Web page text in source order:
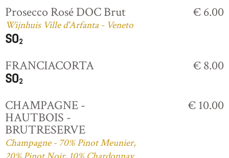
Prosecco Rosé DOC Brut
Wijnhuis Ville d'Arfanta - Veneto
€ 6.00
FRANCIACORTA € 8.00
CHAMPAGNE -
HAUTBOIS -
BRUTRESERVE
Champagne - 70% Pinot Meunier,
€ 10.00